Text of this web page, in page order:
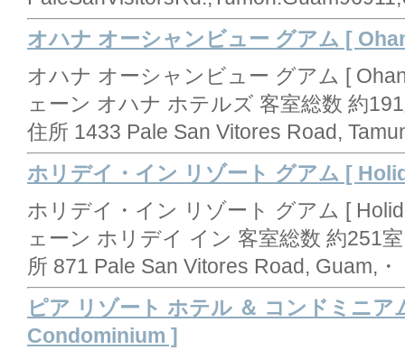
オハナ オーシャンビュー グアム [
オハナ オーシャンビュー グアム [
ェーン オハナ ホテルズ 客室総数 約
住所 1433 Pale San Vitores Road,
ホリデイ・イン リゾート グアム [
ホリデイ・イン リゾート グアム [
ェーン ホリデイ イン 客室総数 約251
所 871 Pale San Vitores Road, Guam,・
ピア リゾート ホテル ＆ コンドミニ
Condominium ]